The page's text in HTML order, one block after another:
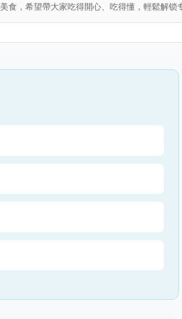
，希望帶大家吃得開心、吃得懂，輕鬆解锁